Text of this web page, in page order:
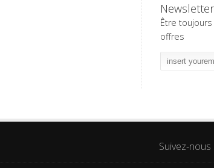
Newsletter
Être
offres
Suivez-nous